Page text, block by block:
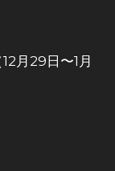
月29日〜1月